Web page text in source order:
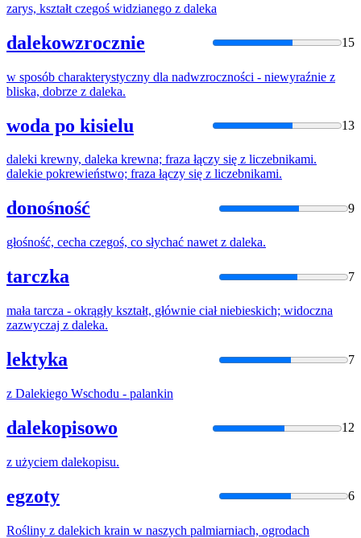
zarys, kształt czegoś widzianego z daleka
dalekowzrocznie 15
w sposób charakterystyczny dla nadwzroczności - niewyraźnie z
bliska, dobrze z daleka.
woda po kisielu 13
daleki krewny, daleka krewna; fraza łączy się z liczebnikami.
dalekie pokrewieństwo; fraza łączy się z liczebnikami.
donośność 9
głośność, cecha czegoś, co słychać nawet z daleka.
tarczka 7
mała tarcza - okrągły kształt, głównie ciał niebieskich; widoczna
zazwyczaj z daleka.
lektyka 7
z Dalekiego Wschodu - palankin
dalekopisowo 12
z użyciem dalekopisu.
egzoty 6
Rośliny z dalekich krain w naszych palmiarniach, ogrodach